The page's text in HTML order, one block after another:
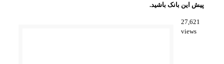
پیش این بانک باشید.
27,621
views